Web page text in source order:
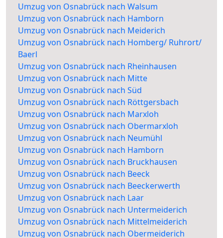
Umzug von Osnabrück nach Walsum
Umzug von Osnabrück nach Hamborn
Umzug von Osnabrück nach Meiderich
Umzug von Osnabrück nach Homberg/ Ruhrort/
Baerl
Umzug von Osnabrück nach Rheinhausen
Umzug von Osnabrück nach Mitte
Umzug von Osnabrück nach Süd
Umzug von Osnabrück nach Röttgersbach
Umzug von Osnabrück nach Marxloh
Umzug von Osnabrück nach Obermarxloh
Umzug von Osnabrück nach Neumühl
Umzug von Osnabrück nach Hamborn
Umzug von Osnabrück nach Bruckhausen
Umzug von Osnabrück nach Beeck
Umzug von Osnabrück nach Beeckerwerth
Umzug von Osnabrück nach Laar
Umzug von Osnabrück nach Untermeiderich
Umzug von Osnabrück nach Mittelmeiderich
Umzug von Osnabrück nach Obermeiderich